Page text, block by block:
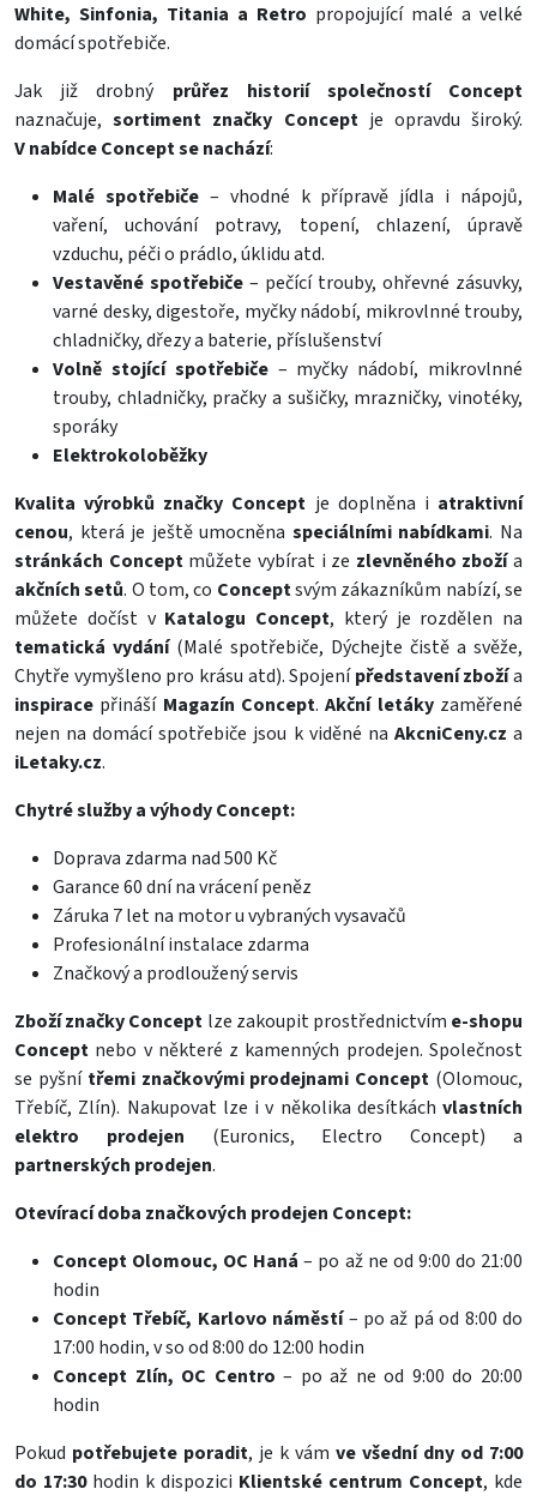
White, Sinfonia, Titania a Retro propojující malé a velké
domácí spotřebiče.
Jak již drobný průřez historií společností Concept
naznačuje,sortiment značky Conceptje opravdu široký.
V nabídce Concept se nachází:
Malé spotřebiče– vhodné k přípravě jídla i nápojů,
vaření, uchování potravy, topení, chlazení, úpravě
vzduchu, péči o prádlo, úklidu atd.
Vestavěné spotřebiče – pečící trouby, ohřevné zásuvky,
varné desky, digestoře, myčky nádobí, mikrovlnné trouby,
chladničky, dřezy a baterie, příslušenství
Volně stojící spotřebiče– myčky nádobí, mikrovlnné
trouby, chladničky, pračky a sušičky, mrazničky, vinotéky,
sporáky
Elektrokoloběžky
Kvalita výrobků značky Concept je doplněna i atraktivní
cenou, která je ještě umocněna speciálními nabídkami. Na
stránkách Conceptmůžete vybírat i ze zlevněného zbožía
akčních setů. O tom, co Conceptsvým zákazníkům nabízí, se
můžete dočíst v Katalogu Concept, který je rozdělen na
tematická vydání(Malé spotřebiče, Dýchejte čistě a svěže,
Chytře vymyšleno pro krásu atd). Spojenípředstavení zbožía
inspirace přináší Magazín Concept.Akční letákyzaměřené
nejen na domácí spotřebiče jsou k viděné na AkcniCeny.cz a
iLetaky.cz.
Chytré služby a výhody Concept:
Doprava zdarma nad 500 Kč
Garance 60 dní na vrácení peněz
Záruka 7 let na motor u vybraných vysavačů
Profesionální instalace zdarma
Značkový a prodloužený servis
Zboží značky Concept lze zakoupit prostřednictvím e-shopu
Concept nebo v některé z kamenných prodejen. Společnost
se pyšní třemi značkovými prodejnami Concept (Olomouc,
Třebíč, Zlín). Nakupovat lze i v několika desítkách vlastních
elektro prodejen (Euronics, Electro Concept) a
partnerských prodejen.
Otevírací doba značkových prodejen Concept:
Concept Olomouc, OC Haná – po až ne od 9:00 do 21:00
hodin
Concept Třebíč, Karlovo náměstí– po až pá od 8:00 do
17:00 hodin, v so od 8:00 do 12:00 hodin
Concept Zlín, OC Centro – po až ne od 9:00 do 20:00
hodin
Pokud potřebujete poradit, je k vám ve všední dny od 7:00
do 17:30hodin k dispozici Klientské centrum Concept, kde